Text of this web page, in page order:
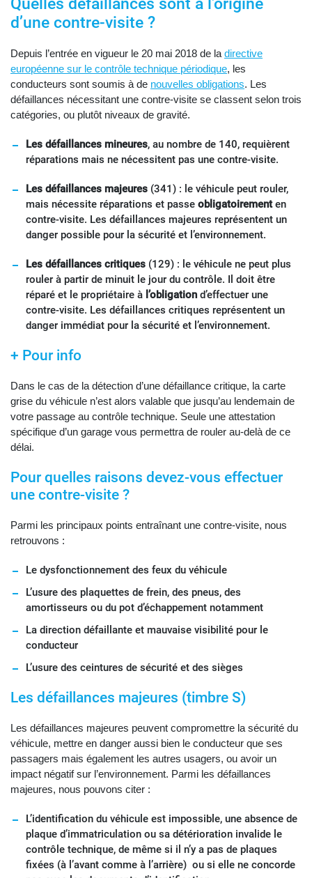
d’une contre-visite ?
Depuis l’entrée en vigueur le 20 mai 2018 de la directive
européenne sur le contrôle technique périodique, les
conducteurs sont soumis à de nouvelles obligations. Les
défaillances nécessitant une contre-visite se classent selon trois
catégories, ou plutôt niveaux de gravité.
Les défaillances mineures, au nombre de 140, requièrent
réparations mais ne nécessitent pas une contre-visite.
Les défaillances majeures (341) : le véhicule peut rouler,
mais nécessite réparations et passe obligatoirementen
contre-visite. Les défaillances majeures représentent un
danger possible pour la sécurité et l’environnement.
Les défaillances critiques (129) : le véhicule ne peut plus
rouler à partir de minuit le jour du contrôle. Il doit être
réparé et le propriétaire à l’obligation d’effectuer une
contre-visite. Les défaillances critiques représentent un
danger immédiat pour la sécurité et l’environnement.
+ Pour info
Dans le cas de la détection d’une défaillance critique, la carte
grise du véhicule n’est alors valable que jusqu’au lendemain de
votre passage au contrôle technique. Seule une attestation
spécifique d’un garage vous permettra de rouler au-delà de ce
délai.
Pour quelles raisons devez-vous effectuer
une contre-visite ?
Parmi les principaux points entraînant une contre-visite, nous
retrouvons :
Le dysfonctionnement des feux du véhicule
L’usure des plaquettes de frein, des pneus, des
amortisseurs ou du pot d’échappement notamment
La direction défaillante et mauvaise visibilité pour le
conducteur
L’usure des ceintures de sécurité et des sièges
Les défaillances majeures (timbre S)
Les défaillances majeures peuvent compromettre la sécurité du
véhicule, mettre en danger aussi bien le conducteur que ses
passagers mais également les autres usagers, ou avoir un
impact négatif sur l’environnement. Parmi les défaillances
majeures, nous pouvons citer :
L’identification du véhicule est impossible, une absence de
plaque d’immatriculation ou sa détérioration invalide le
contrôle technique, de même si il n’y a pas de plaques
fixées (à l’avant comme à l’arrière) ou si elle ne concorde